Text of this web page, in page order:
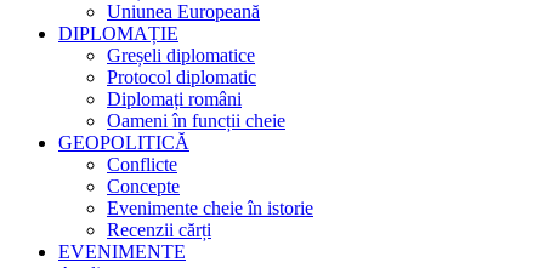
Uniunea Europeană
DIPLOMAȚIE
Greșeli diplomatice
Protocol diplomatic
Diplomați români
Oameni în funcții cheie
GEOPOLITICĂ
Conflicte
Concepte
Evenimente cheie în istorie
Recenzii cărți
EVENIMENTE